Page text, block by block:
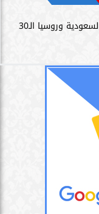
سامر شقير: اتفاقيات السعودية وروسيا الـ30